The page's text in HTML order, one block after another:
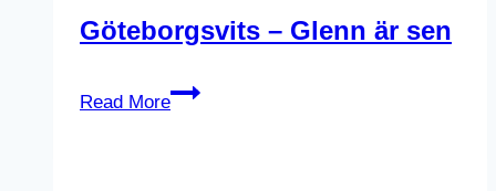
Göteborgsvits – Glenn är sen
Read More
Göteborgsvits